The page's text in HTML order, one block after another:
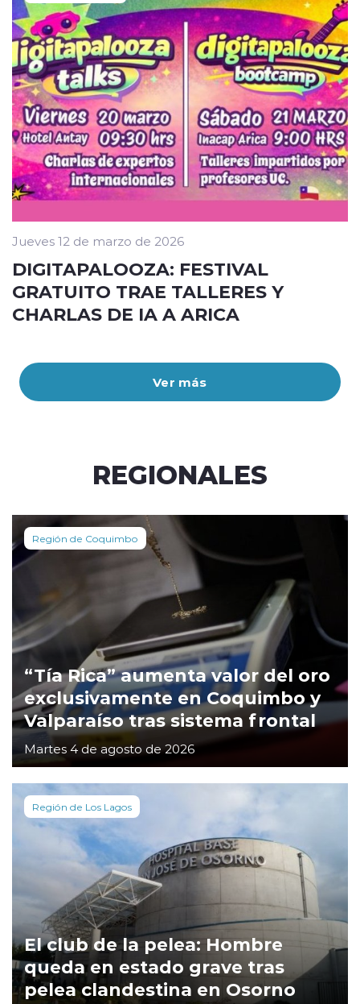
Ver más
Jueves 12 de marzo de 2026
DIGITAPALOOZA: FESTIVAL
GRATUITO TRAE TALLERES Y
CHARLAS DE IA A ARICA
REGIONALES
Región de Coquimbo
“Tía Rica” aumenta valor del oro
exclusivamente en Coquimbo y
Valparaíso tras sistema frontal
Martes 4 de agosto de 2026
Región de Los Lagos
El club de la pelea: Hombre
queda en estado grave tras
pelea clandestina en Osorno